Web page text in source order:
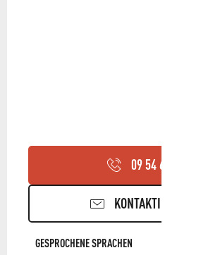
09 54 63 82
KONTAKTIEREN SIE UNS
GESPROCHENE SPRACHEN
GESPROCHENE SPRACHEN